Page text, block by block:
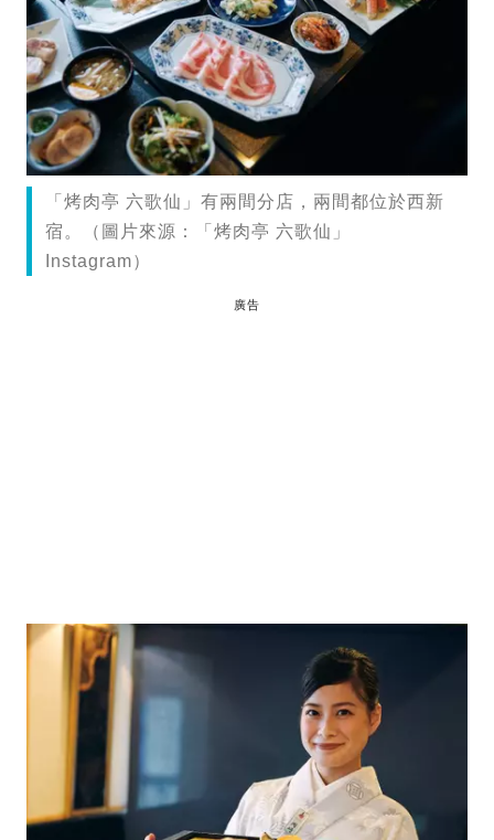
「烤肉亭 六歌仙」有兩間分店，兩間都位於西新
宿。（圖片來源：「烤肉亭 六歌仙」
Instagram）
廣告